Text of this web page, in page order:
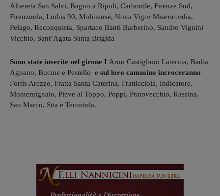
Albereta San Salvi, Bagno a Ripoli, Carbonile, Firenze Sud,
Firenzuola, Ludus 90, Molinense, Nova Vigor Misericordia,
Pelago, Reconquista, Spartaco Banti Barberino, Sandro Vignini
Vicchio, Sant’Agata Santa Brigida
Sono state inserite nel girone I Arno Castiglioni Laterina, Badia
Agnano, Bucine e Pestello e sul loro cammino incroceranno
Fortis Arezzo, Fratta Santa Caterina, Fratticciola, Indicatore,
Montemignaio, Pieve al Toppo, Poppi, Pratovecchio, Rassina,
San Marco, Stia e Terontola.